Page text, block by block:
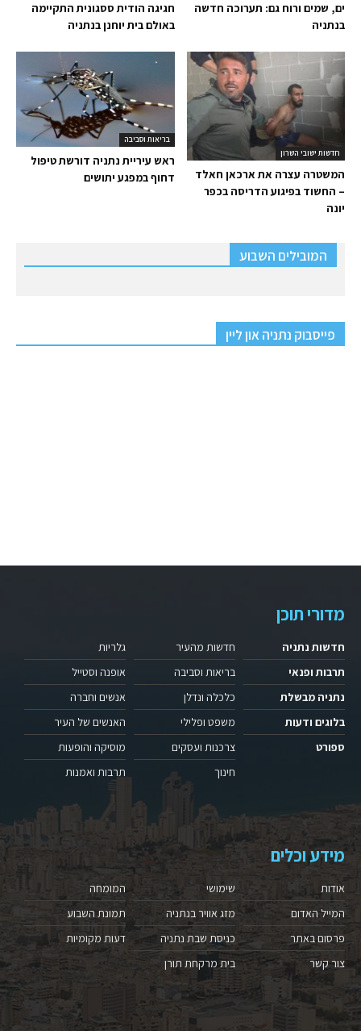
חגיגה הודית ססגונית התקיימה
באולם בית יוחנן בנתניה
ים, שמים ורוח גם: תערוכה חדשה
בנתניה
בריאות וסביבה
ראש עיריית נתניה דורשת טיפול
דחוף במפגע יתושים
חדשות ישובי השרון
המשטרה עצרה את ארכאן חאלד
– החשוד בפיגוע הדריסה בכפר
יונה
המובילים השבוע
פייסבוק נתניה און ליין
מדורי תוכן
חדשות נתניה
תרבות ופנאי
נתניה מבשלת
בלוגים ודעות
ספורט
חדשות מהעיר
בריאות וסביבה
כלכלה ונדלן
משפט ופלילי
צרכנות ועסקים
חינוך
גלריות
אופנה וסטייל
אנשים וחברה
האנשים של העיר
מוסיקה והופעות
תרבות ואמנות
מידע וכלים
אודות
המייל האדום
פרסום באתר
צור קשר
שימושי
מזג אוויר בנתניה
כניסת שבת נתניה
בית מרקחת תורן
המומחה
תמונת השבוע
דעות מקומיות